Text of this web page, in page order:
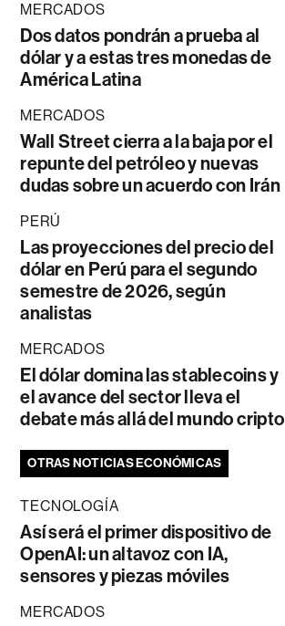
MERCADOS
Dos datos pondrán a prueba al
dólar y a estas tres monedas de
América Latina
MERCADOS
Wall Street cierra a la baja por el
repunte del petróleo y nuevas
dudas sobre un acuerdo con Irán
PERÚ
Las proyecciones del precio del
dólar en Perú para el segundo
semestre de 2026, según
analistas
MERCADOS
El dólar domina las stablecoins y
el avance del sector lleva el
debate más allá del mundo cripto
OTRAS NOTICIAS ECONÓMICAS
TECNOLOGÍA
Así será el primer dispositivo de
OpenAI: un altavoz con IA,
sensores y piezas móviles
MERCADOS